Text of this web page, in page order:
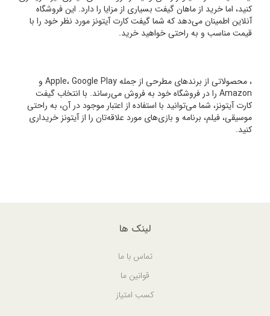
کنید، اما خرید از ماهان گیفت بسیاری از مزایا را دارد. این فروشگاه
آنلاین اطمینان می‌دهد که شما گیفت کارت آیتونز مورد نظر خود را با
قیمت مناسب و به راحتی خواهید خرید.
، محصولاتی از برندهای مطرحی از جمله Apple، Google Play و
Amazon را در فروشگاه خود به فروش می‌رساند. با انتخاب گیفت
کارت آیتونز، شما می‌توانید با استفاده از اعتبار موجود در آن، به راحتی
موسیقی، فیلم، برنامه و بازی‌های مورد علاقه‌تان را از آیتونز خریداری
کنید.
لینک ها
تماس با ما
قوانین ما
کسب امتیاز